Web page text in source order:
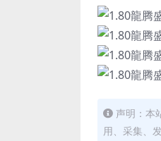
声明：本
用、采集、